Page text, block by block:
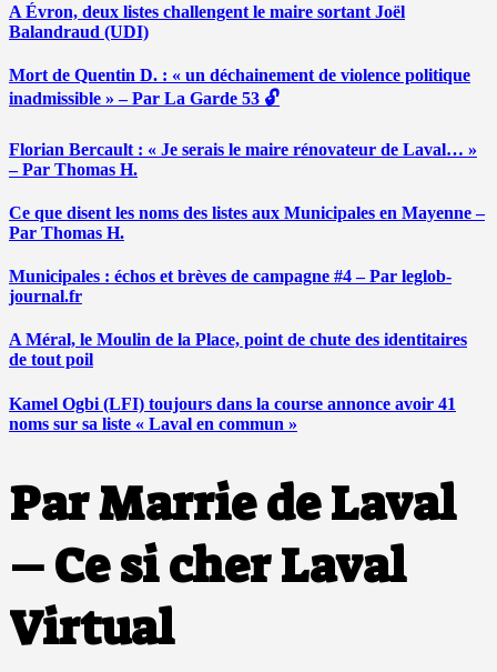
A Évron, deux listes challengent le maire sortant Joël
Balandraud (UDI)
Mort de Quentin D. : « un déchainement de violence politique
inadmissible » – Par La Garde 53 🔓
Florian Bercault : « Je serais le maire rénovateur de Laval… »
– Par Thomas H.
Ce que disent les noms des listes aux Municipales en Mayenne –
Par Thomas H.
Municipales : échos et brèves de campagne #4 – Par leglob-
journal.fr
A Méral, le Moulin de la Place, point de chute des identitaires
de tout poil
Kamel Ogbi (LFI) toujours dans la course annonce avoir 41
noms sur sa liste « Laval en commun »
Par Marrie de Laval
– Ce si cher Laval
Virtual